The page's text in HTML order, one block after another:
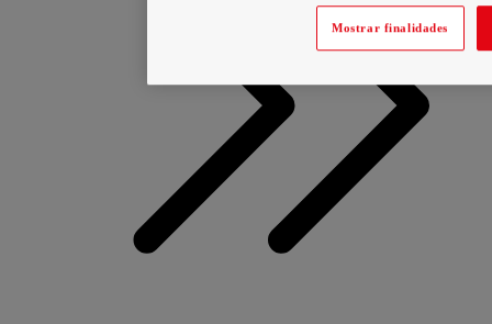
Mostrar finalidades